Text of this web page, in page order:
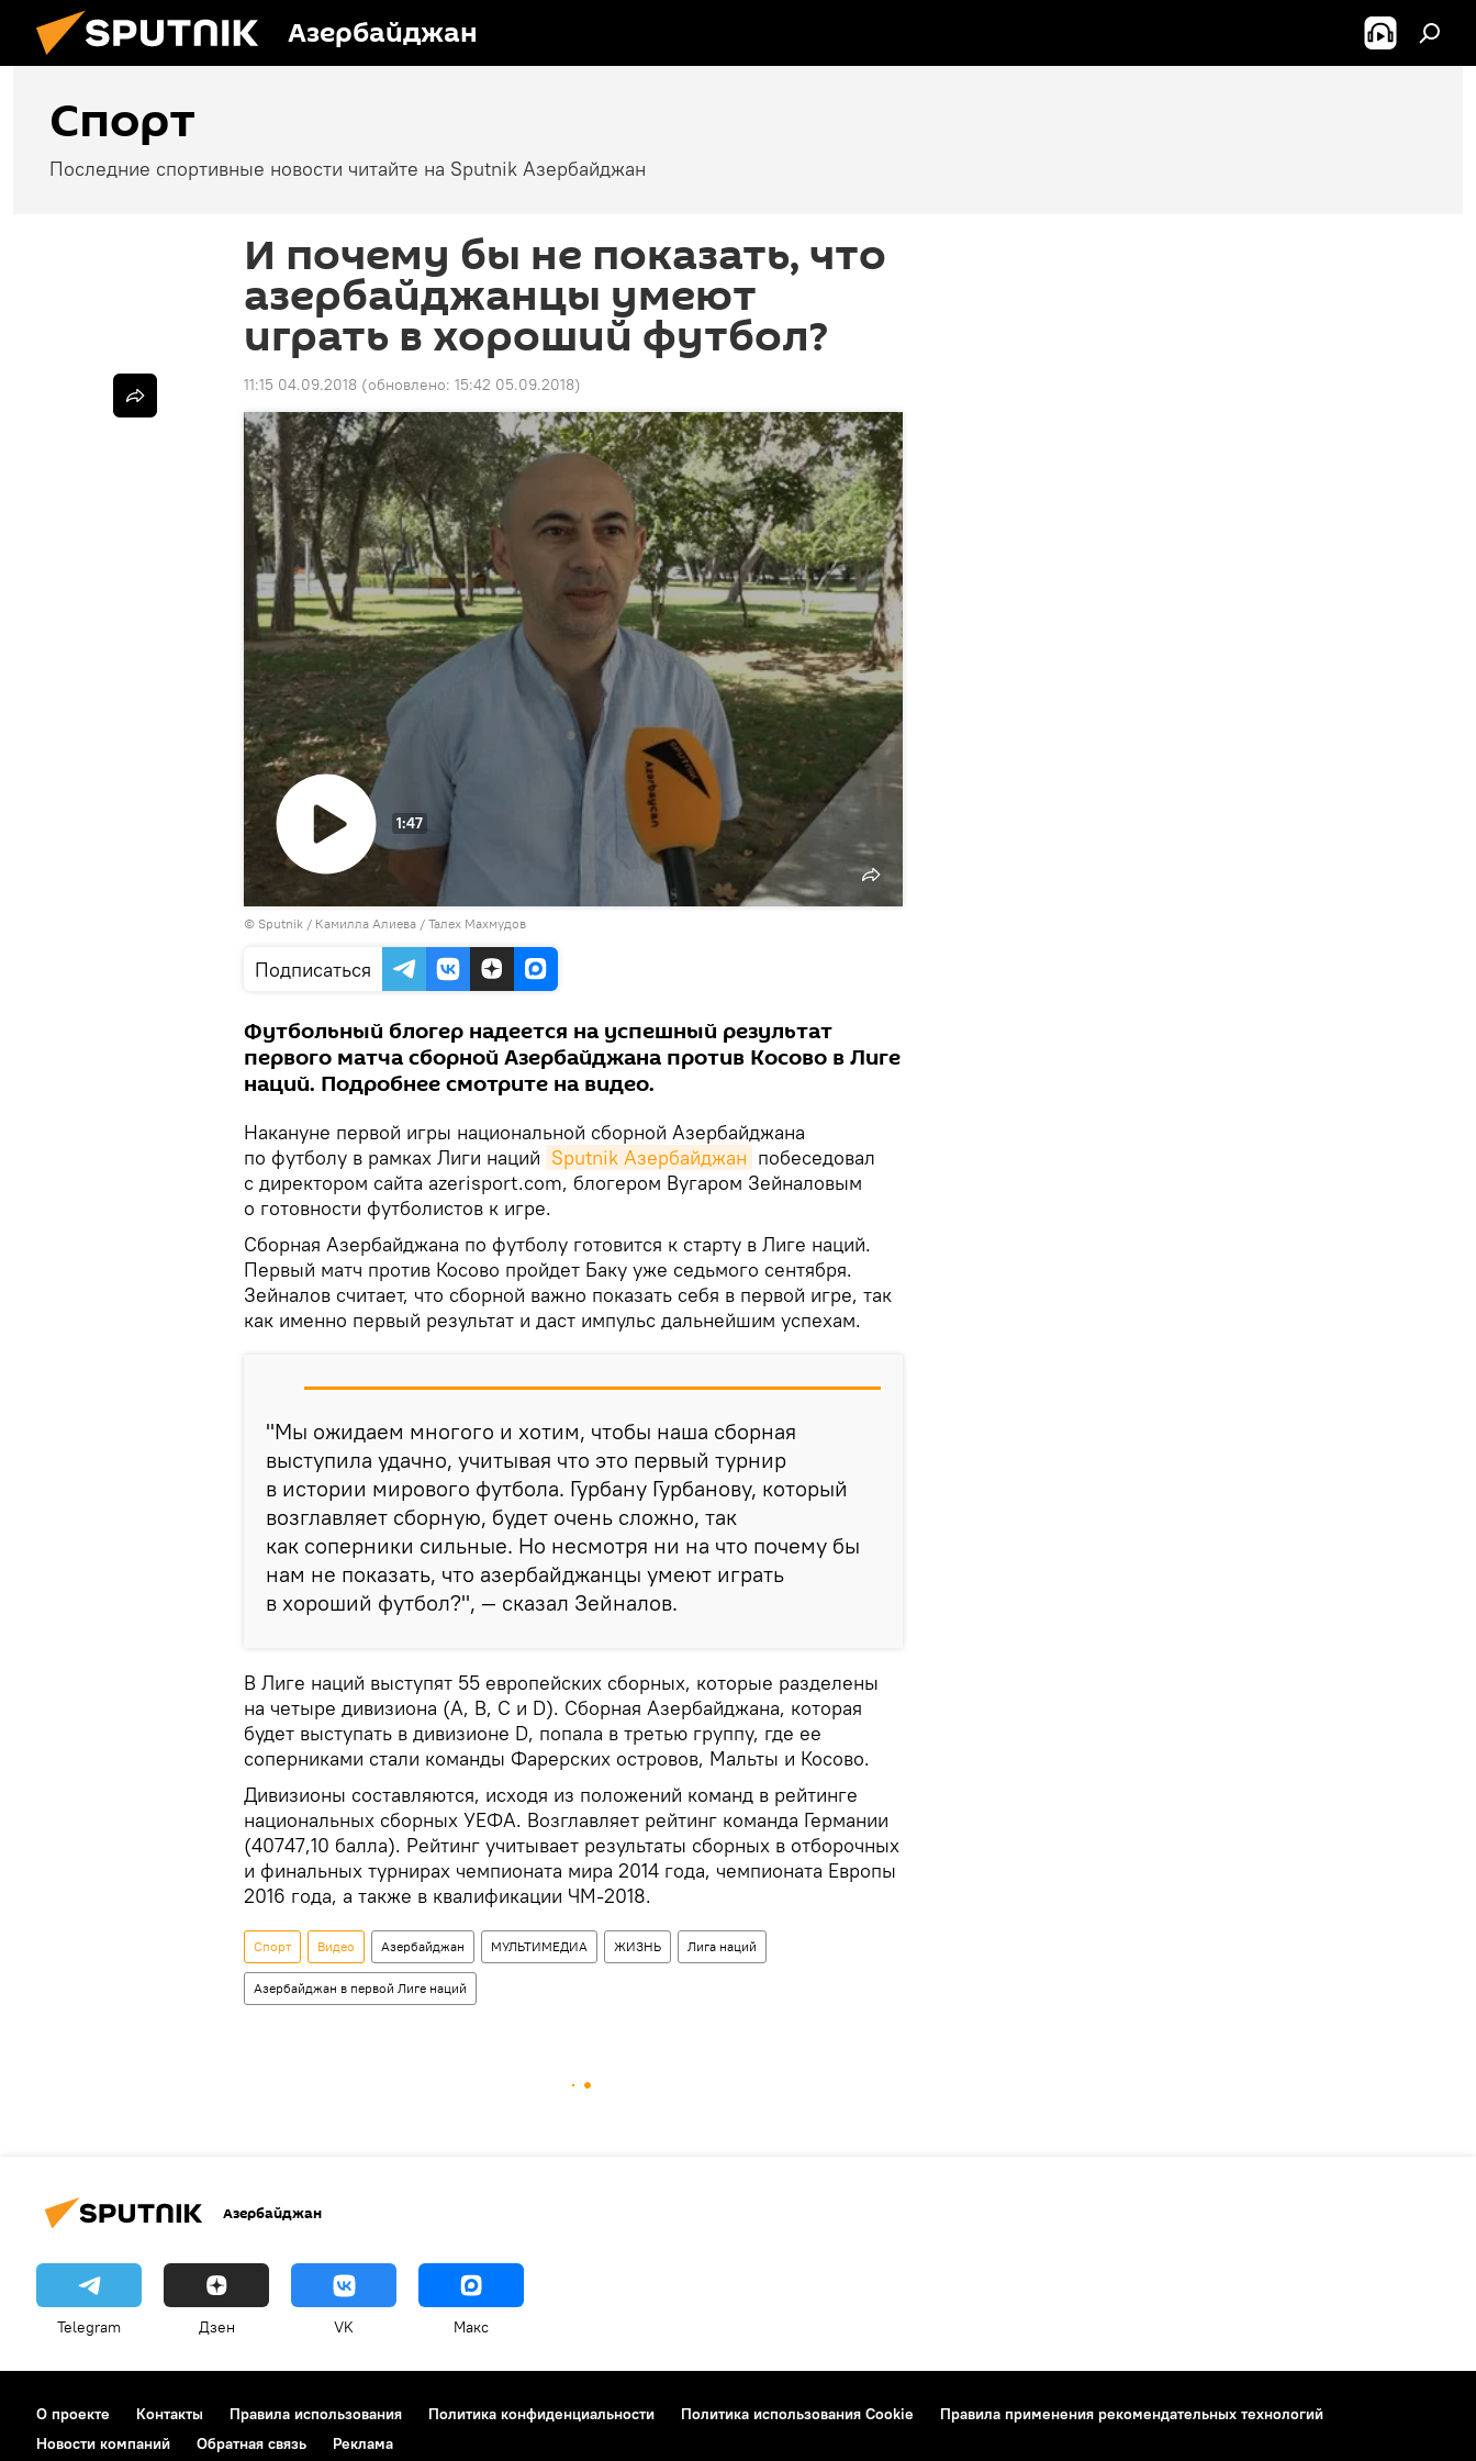
Азербайджан
Спорт
Последние спортивные новости читайте на Sputnik Азербайджан
И почему бы не показать, что
азербайджанцы умеют
играть в хороший футбол?
11:15 04.09.2018 (обновлено: 15:42 05.09.2018)
Воспроизвести
видео
1:47
© Sputnik / Камилла Алиева / Талех Махмудов
Подписаться
Футбольный блогер надеется на успешный результат
первого матча сборной Азербайджана против Косово в Лиге
наций. Подробнее смотрите на видео.
Накануне первой игры национальной сборной Азербайджана
по футболу в рамках Лиги наций Sputnik Азербайджан побеседовал
с директором сайта azerisport.com, блогером Вугаром Зейналовым
о готовности футболистов к игре.
Сборная Азербайджана по футболу готовится к старту в Лиге наций.
Первый матч против Косово пройдет Баку уже седьмого сентября.
Зейналов считает, что сборной важно показать себя в первой игре, так
как именно первый результат и даст импульс дальнейшим успехам.
"Мы ожидаем многого и хотим, чтобы наша сборная
выступила удачно, учитывая что это первый турнир
в истории мирового футбола. Гурбану Гурбанову, который
возглавляет сборную, будет очень сложно, так
как соперники сильные. Но несмотря ни на что почему бы
нам не показать, что азербайджанцы умеют играть
в хороший футбол?", — сказал Зейналов.
В Лиге наций выступят 55 европейских сборных, которые разделены
на четыре дивизиона (A, B, C и D). Сборная Азербайджана, которая
будет выступать в дивизионе D, попала в третью группу, где ее
соперниками стали команды Фарерских островов, Мальты и Косово.
Дивизионы составляются, исходя из положений команд в рейтинге
национальных сборных УЕФА. Возглавляет рейтинг команда Германии
(40747,10 балла). Рейтинг учитывает результаты сборных в отборочных
и финальных турнирах чемпионата мира 2014 года, чемпионата Европы
2016 года, а также в квалификации ЧМ-2018.
Спорт Видео Азербайджан МУЛЬТИМЕДИА ЖИЗНЬ Лига наций
Азербайджан в первой Лиге наций
Азербайджан
Telegram Дзен VK Макс
О проекте Контакты Правила использования Политика конфиденциальности Политика использования Cookie
Правила применения рекомендательных технологий
Новости компаний
Обратная связь Реклама